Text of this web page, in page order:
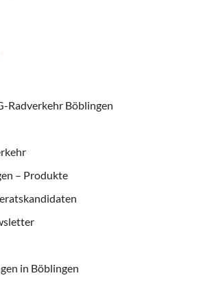
Radverkehr Böblingen
– Produkte
in Böblingen